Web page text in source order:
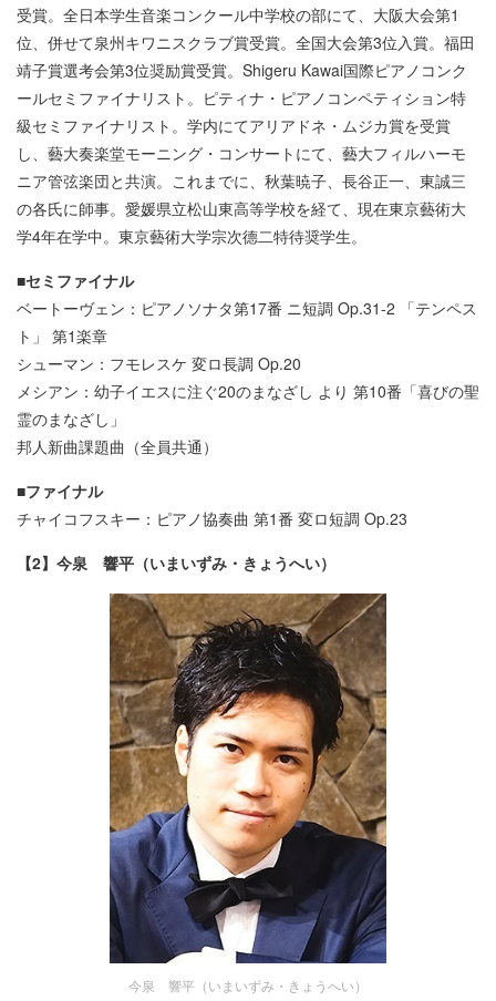
受賞。全日本学生音楽コンクール中学校の部にて、大阪大会第1
位、併せて泉州キワニスクラブ賞受賞。全国大会第3位入賞。福田
靖子賞選考会第3位奨励賞受賞。Shigeru Kawai国際ピアノコンク
ールセミファイナリスト。ピティナ・ピアノコンペティション特
級セミファイナリスト。学内にてアリアドネ・ムジカ賞を受賞
し、藝大奏楽堂モーニング・コンサートにて、藝大フィルハーモ
ニア管弦楽団と共演。これまでに、秋葉暁子、長谷正一、東誠三
の各氏に師事。愛媛県立松山東高等学校を経て、現在東京藝術大
学4年在学中。東京藝術大学宗次德二特待奨学生。
■セミファイナル
ベートーヴェン：ピアノソナタ第17番 ニ短調 Op.31-2 「テンペス
ト」 第1楽章
シューマン：フモレスケ 変ロ長調 Op.20
メシアン：幼子イエスに注ぐ20のまなざし より 第10番「喜びの聖
霊のまなざし」
邦人新曲課題曲（全員共通）
■ファイナル
チャイコフスキー：ピアノ協奏曲 第1番 変ロ短調 Op.23
【2】今泉 響平（いまいずみ・きょうへい）
今泉 響平（いまいずみ・きょうへい）